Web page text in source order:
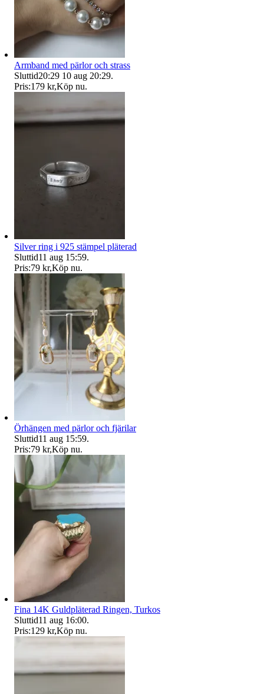
Armband med pärlor och strass
Sluttid20:29 10 aug 20:29.
Pris:179 kr,Köp nu.
Silver ring i 925 stämpel pläterad
Sluttid11 aug 15:59.
Pris:79 kr,Köp nu.
Örhängen med pärlor och fjärilar
Sluttid11 aug 15:59.
Pris:79 kr,Köp nu.
Fina 14K Guldpläterad Ringen, Turkos
Sluttid11 aug 16:00.
Pris:129 kr,Köp nu.